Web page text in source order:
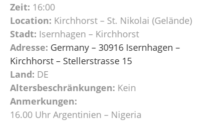
Zeit: 16:00
Location: Kirchhorst – St. Nikolai (Gelände)
Stadt: Isernhagen – Kirchhorst
Adresse: Germany – 30916 Isernhagen –
Kirchhorst – Stellerstrasse 15
Land: DE
Altersbeschränkungen: Kein
Anmerkungen:
16.00 Uhr Argentinien – Nigeria